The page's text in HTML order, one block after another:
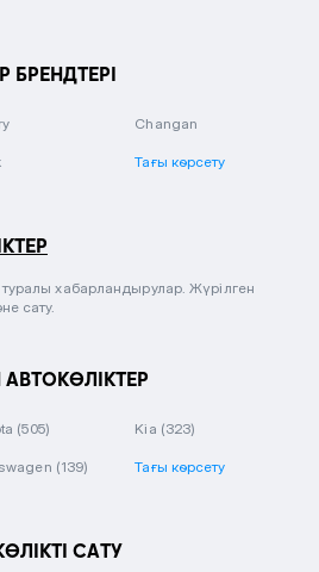
БРЕНДТЕРІ
Changan
Тағы көрсету
туралы хабарландырулар. Жүрілген
сату.
(505) Kia (323)
(139) Тағы көрсету
САТУ